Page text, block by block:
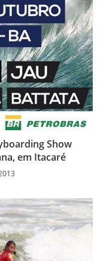
Show
em Itacaré